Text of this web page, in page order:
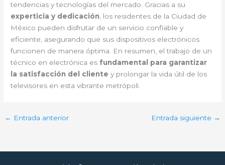
tendencias y tecnologías del mercado. Gracias a su
experticia y dedicación , los residentes de la Ciudad de
México pueden disfrutar de un servicio confiable y
eficiente, asegurando que sus dispositivos electrónicos
funcionen de manera óptima. En resumen, el trabajo de un
técnico en electrónica es fundamental para garantizar
la satisfacción del cliente y prolongar la vida útil de los
televisores en esta vibrante metrópoli.
← Entrada anterior Entrada siguiente →